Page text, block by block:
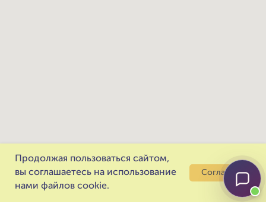
Продолжая пользоваться сайтом,
вы соглашаетесь на использование
нами файлов cookie.
Согласен